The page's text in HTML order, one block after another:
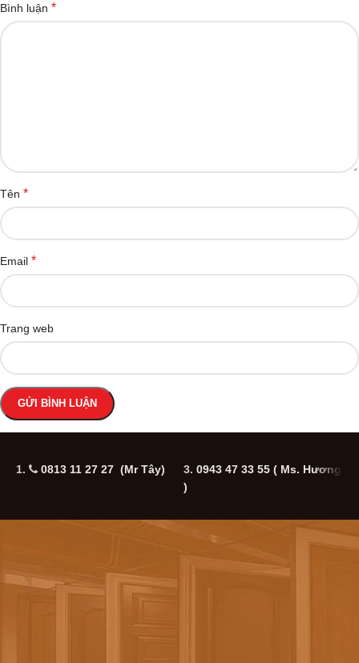
Bình luận *
Tên *
Email *
Trang web
1. 0813 11 27 27 (Mr Tây) 3. 0943 47 33 55 ( Ms. Hương
)